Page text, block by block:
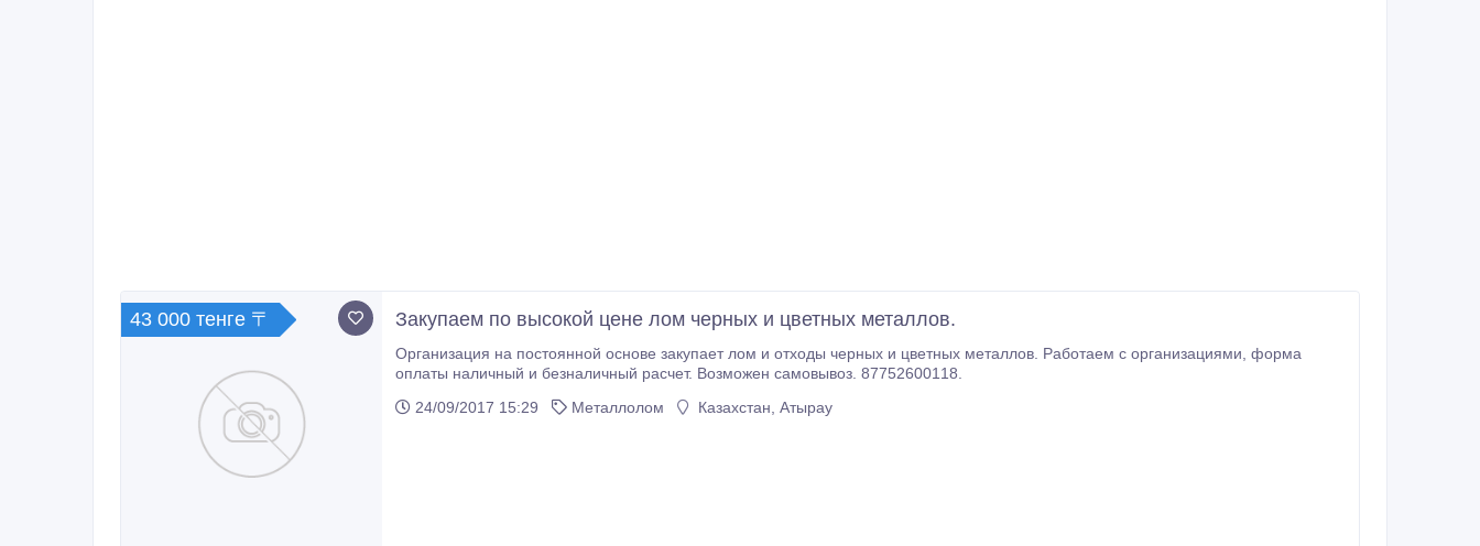
43 000 тенге 〒 Закупаем по высокой цене лом черных и цветных металлов.
Организация на постоянной основе закупает лом и отходы черных и цветных металлов. Работаем с организациями, форма
оплаты наличный и безналичный расчет. Возможен самовывоз. 87752600118.
24/09/2017 15:29
Металлолом Казахстан, Атырау